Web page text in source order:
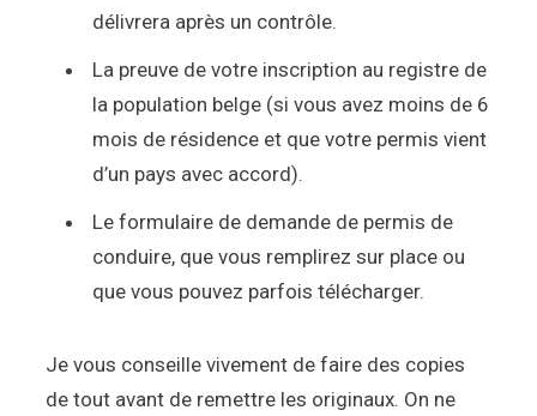
délivrera après un contrôle.
La preuve de votre inscription au registre de
la population belge (si vous avez moins de 6
mois de résidence et que votre permis vient
d’un pays avec accord).
Le formulaire de demande de permis de
conduire, que vous remplirez sur place ou
que vous pouvez parfois télécharger.
Je vous conseille vivement de faire des copies
de tout avant de remettre les originaux. On ne